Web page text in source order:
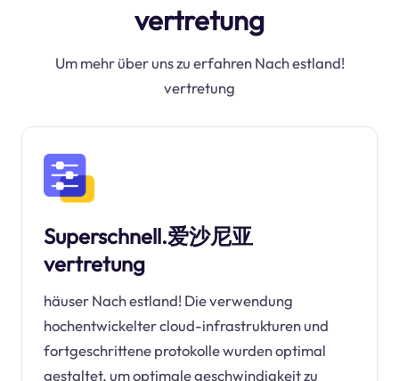
vertretung
Um mehr über uns zu erfahren Nach estland!
vertretung
Superschnell.爱沙尼亚
vertretung
häuser Nach estland! Die verwendung
hochentwickelter cloud-infrastrukturen und
fortgeschrittene protokolle wurden optimal
gestaltet, um optimale geschwindigkeit zu